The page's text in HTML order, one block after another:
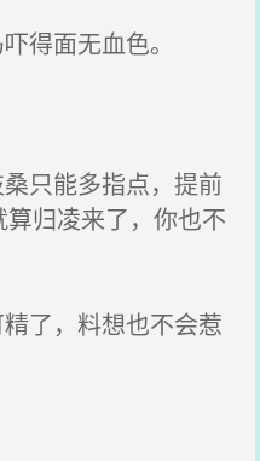
得面无血色。
只能多指点，提前
归凌来了，你也不
了，料想也不会惹